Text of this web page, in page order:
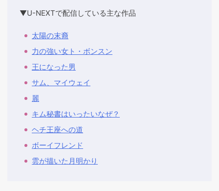
▼U-NEXTで配信している主な作品
太陽の末裔
力の強い女ト・ボンスン
王になった男
サム、マイウェイ
麗
キム秘書はいったいなぜ？
ヘチ王座への道
ボーイフレンド
雲が描いた月明かり